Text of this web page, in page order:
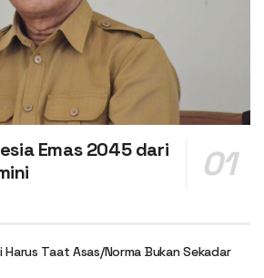
Emas 2045 dari
Harus Taat Asas/Norma Bukan Sekadar